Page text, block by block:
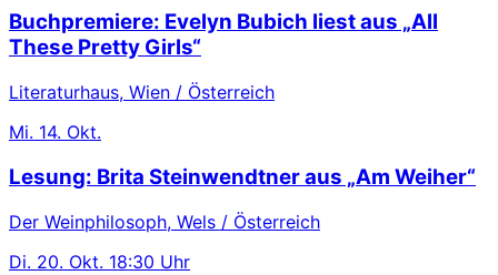
Buchpremiere: Evelyn Bubich liest aus „All
These Pretty Girls“
Literaturhaus, Wien / Österreich
Mi. 14. Okt.
Lesung: Brita Steinwendtner aus „Am Weiher“
Der Weinphilosoph, Wels / Österreich
Di. 20. Okt. 18:30 Uhr